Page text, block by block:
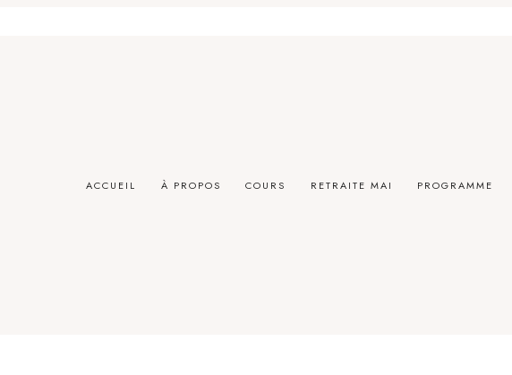
ACCUEIL À PROPOS COURS RETRAITE MAI PROGRAMME